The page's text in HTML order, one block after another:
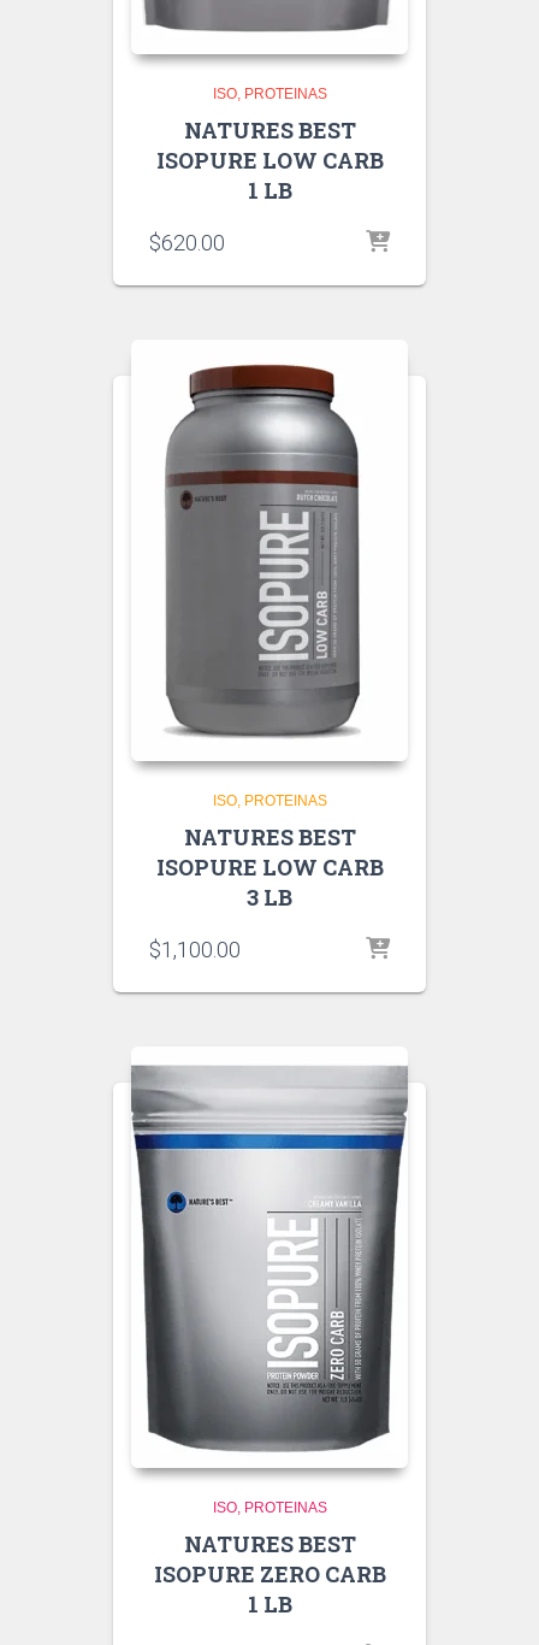
ISO PROTEINAS
NATURES BEST
ISOPURE LOW CARB
1 LB
$620.00
ISO PROTEINAS
NATURES BEST
ISOPURE LOW CARB
3 LB
$1,100.00
ISO PROTEINAS
NATURES BEST
ISOPURE ZERO CARB
1 LB